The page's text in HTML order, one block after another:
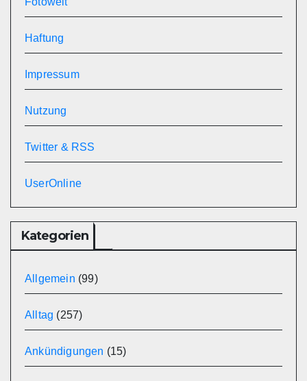
Haftung
Impressum
Nutzung
Twitter & RSS
UserOnline
Kategorien
Allgemein (99)
Alltag (257)
Ankündigungen (15)